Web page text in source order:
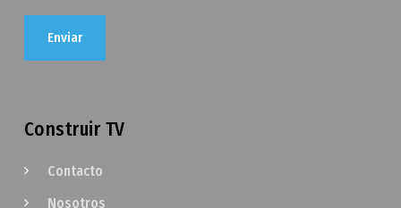
Construir TV
Contacto
Nosotros